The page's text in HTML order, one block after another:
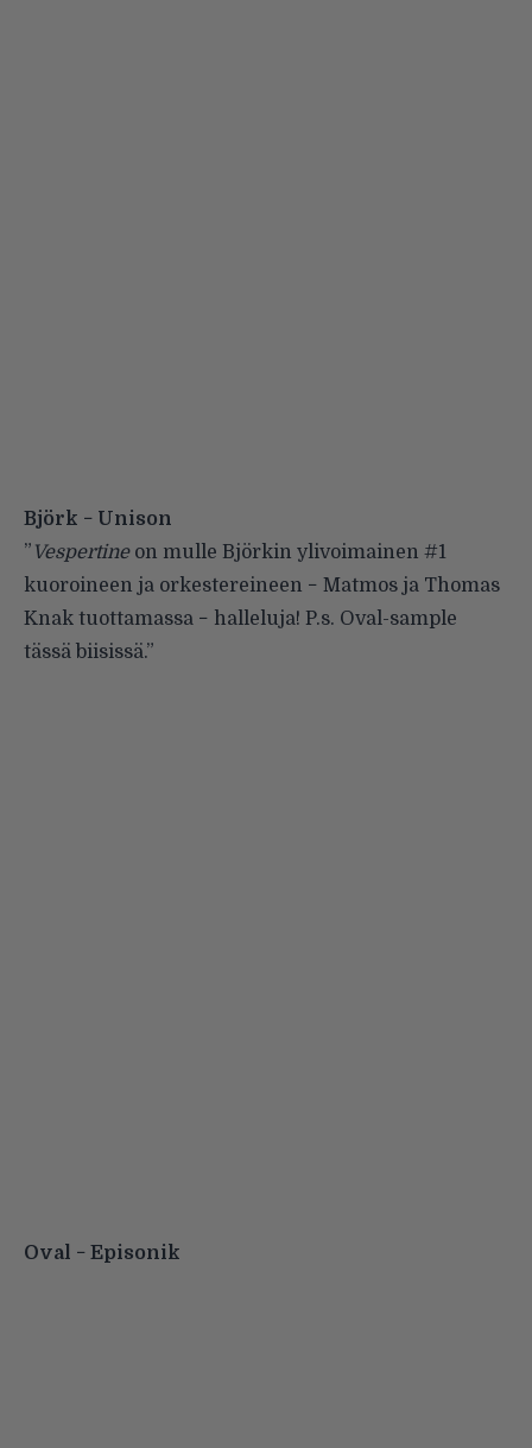
Björk − Unison
” Vespertineon mulle Björkin ylivoimainen #1
kuoroineen ja orkestereineen − Matmos ja Thomas
Knak tuottamassa − halleluja! P.s. Oval-sample
tässä biisissä.”
Oval − Episonik